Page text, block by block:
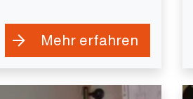
Mehr erfahren